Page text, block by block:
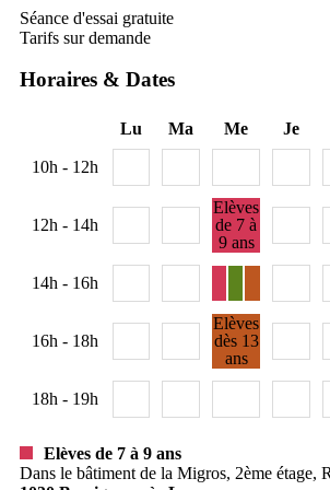
Séance d'essai gratuite
Tarifs sur demande
Horaires & Dates
Lu Ma Me Je
10h - 12h
12h - 14h
Elèves
de 7 à
9 ans
14h - 16h
16h - 18h
Elèves
dès 13
ans
18h - 19h
Elèves de 7 à 9 ans
Dans le bâtiment de la Migros, 2ème étage,